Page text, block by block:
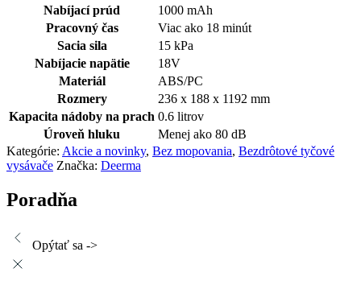
Nabíjací prúd
1000 mAh
Pracovný čas
Viac ako 18 minút
Sacia sila
15 kPa
Nabíjacie napätie
18V
Materiál
ABS/PC
Rozmery
236 x 188 x 1192 mm
Kapacita nádoby na prach 0.6 litrov
Úroveň hluku
Menej ako 80 dB
Kategórie: Akcie a novinky, Bez mopovania, Bezdrôtové tyčové
vysávače Značka: Deerma
Poradňa
Opýtať sa ->